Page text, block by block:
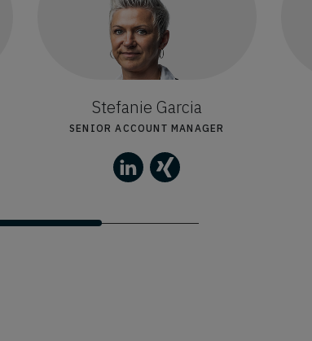
Stefanie Garcia
SENIOR ACCOUNT MANAGER